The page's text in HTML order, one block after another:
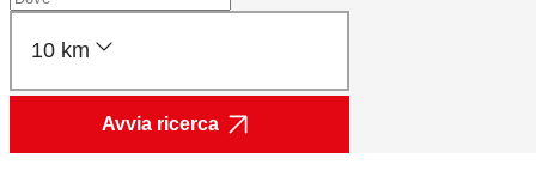
10 km
Avvia ricerca